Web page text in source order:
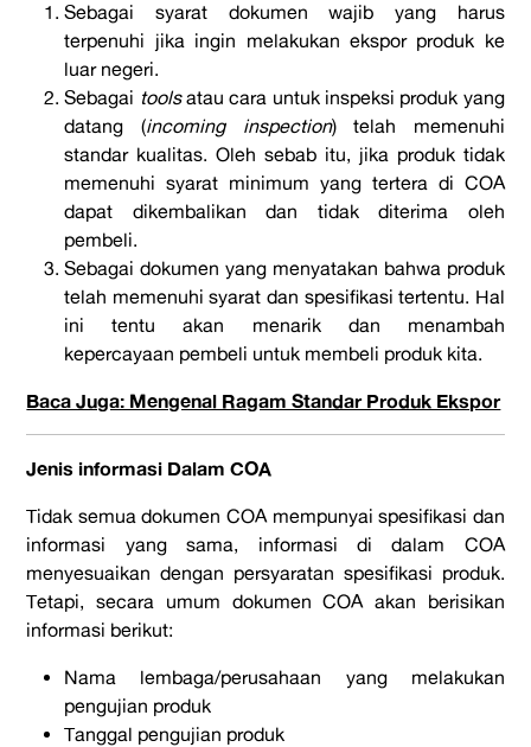
Sebagai syarat dokumen wajib yang harus
terpenuhi jika ingin melakukan ekspor produk ke
luar negeri.
Sebagai toolsatau cara untuk inspeksi produk yang
datang (incoming inspection) telah memenuhi
standar kualitas. Oleh sebab itu, jika produk tidak
memenuhi syarat minimum yang tertera di COA
dapat dikembalikan dan tidak diterima oleh
pembeli.
Sebagai dokumen yang menyatakan bahwa produk
telah memenuhi syarat dan spesifikasi tertentu. Hal
ini tentu akan menarik dan menambah
kepercayaan pembeli untuk membeli produk kita.
Baca Juga: Mengenal Ragam Standar Produk Ekspor
Jenis informasi Dalam COA
Tidak semua dokumen COA mempunyai spesifikasi dan
informasi yang sama, informasi di dalam COA
menyesuaikan dengan persyaratan spesifikasi produk.
Tetapi, secara umum dokumen COA akan berisikan
informasi berikut:
Nama lembaga/perusahaan yang melakukan
pengujian produk
Tanggal pengujian produk